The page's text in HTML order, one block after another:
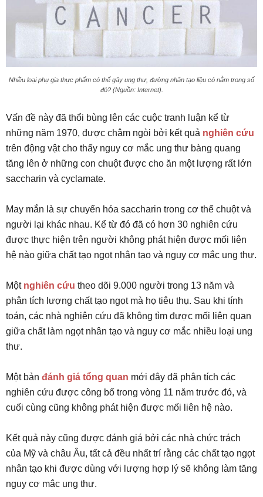
Nhiều loại phụ gia thực phẩm có thể gây ung thư, đường nhân tạo liệu có nằm trong số
đó? (Nguồn: Internet).
Vấn đề này đã thổi bùng lên các cuộc tranh luận kể từ
những năm 1970, được châm ngòi bởi kết quả nghiên cứu
trên động vật cho thấy nguy cơ mắc ung thư bàng quang
tăng lên ở những con chuột được cho ăn một lượng rất lớn
saccharin và cyclamate.
May mắn là sự chuyển hóa saccharin trong cơ thể chuột và
người lại khác nhau. Kể từ đó đã có hơn 30 nghiên cứu
được thực hiện trên người không phát hiện được mối liên
hệ nào giữa chất tạo ngọt nhân tạo và nguy cơ mắc ung thư.
Một nghiên cứu theo dõi 9.000 người trong 13 năm và
phân tích lượng chất tạo ngọt mà họ tiêu thụ. Sau khi tính
toán, các nhà nghiên cứu đã không tìm được mối liên quan
giữa chất làm ngọt nhân tạo và nguy cơ mắc nhiều loại ung
thư.
Một bản đánh giá tổng quan mới đây đã phân tích các
nghiên cứu được công bố trong vòng 11 năm trước đó, và
cuối cùng cũng không phát hiện được mối liên hệ nào.
Kết quả này cũng được đánh giá bởi các nhà chức trách
của Mỹ và châu Âu, tất cả đều nhất trí rằng các chất tạo ngọt
nhân tạo khi được dùng với lượng hợp lý sẽ không làm tăng
nguy cơ mắc ung thư.